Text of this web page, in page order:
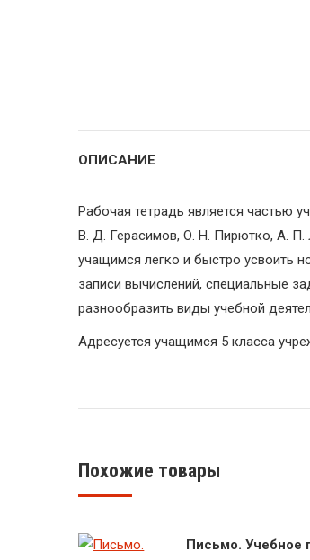
ОПИСАНИЕ
Рабочая тетрадь является частью
В. Д. Герасимов, О. Н. Пирютко, А. П.
учащимся легко и быстро усвоить
записи вычислений, специальные
разнообразить виды учебной
Адресуется учащимся 5 класса
Похожие товары
Письмо. Учебное